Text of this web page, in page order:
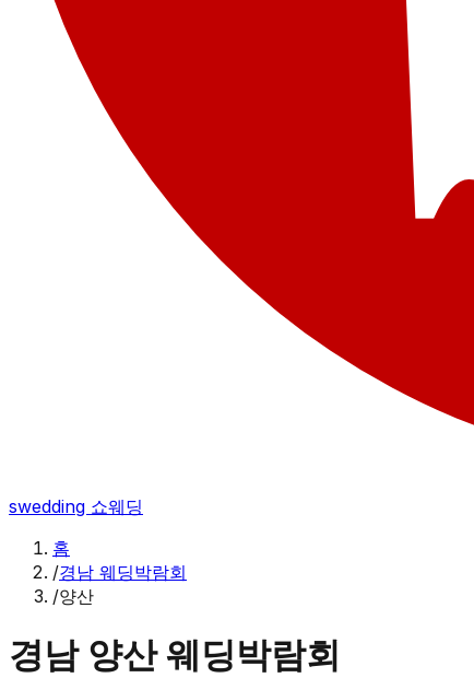
swedding 쇼웨딩
홈
/경남 웨딩박람회
/양산
경남 양산웨딩박람회